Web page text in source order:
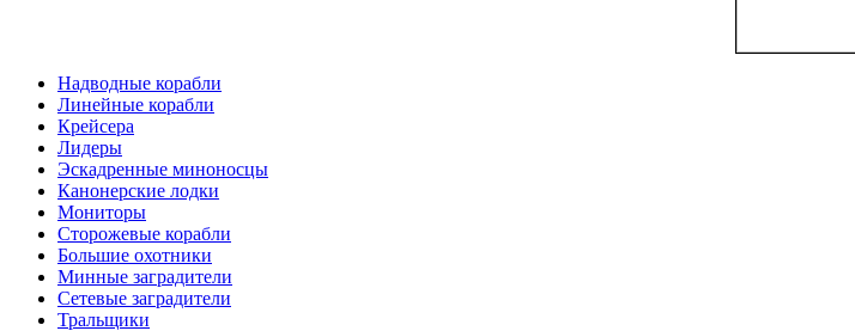
Надводные корабли
Линейные корабли
Крейсера
Лидеры
Эскадренные миноносцы
Канонерские лодки
Мониторы
Сторожевые корабли
Большие охотники
Минные заградители
Сетевые заградители
Тральщики